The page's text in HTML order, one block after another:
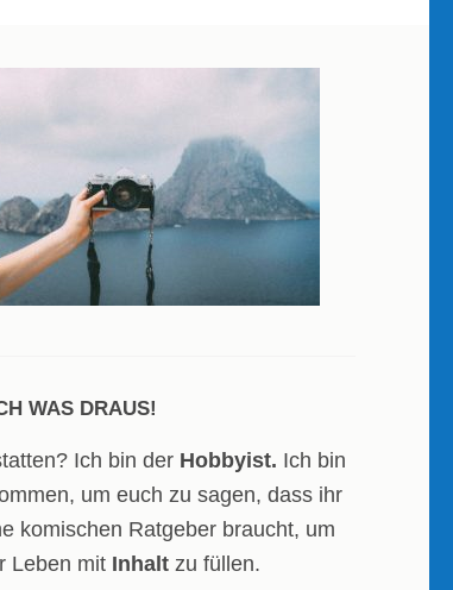
WAS DRAUS!
Ich bin der Hobbyist. Ich bin
um euch zu sagen, dass ihr
komischen Ratgeber braucht, um
Leben mit Inhalt zu füllen.